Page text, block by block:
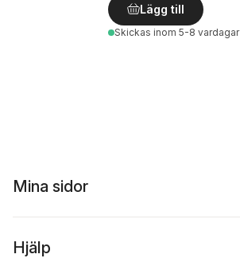
Lägg till
Skickas inom 5-8 vardagar
Mina sidor
Hjälp